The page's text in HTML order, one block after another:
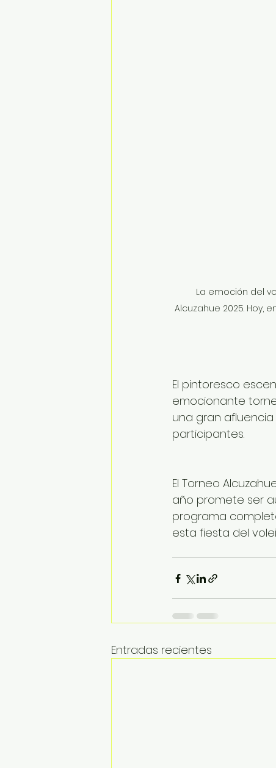
La emoción del
Alcuzahue 2025.
El pintoresco
emocionante
una gran
participantes.
El Torneo
año promete ser
programa
esta fiesta del
Entradas recientes